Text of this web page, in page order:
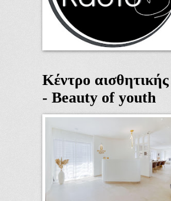
Κέντρο αισθητικής
- Beauty of youth